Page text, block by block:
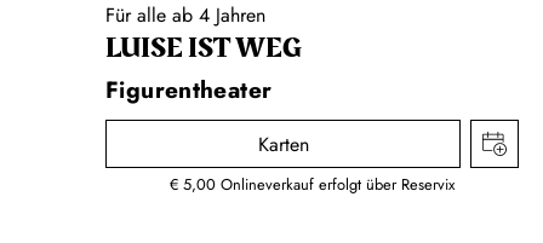
Für alle ab 4 Jahren
LUISE IST WEG
Figurentheater
Karten
€ 5,00 Onlineverkauf erfolgt über Reservix